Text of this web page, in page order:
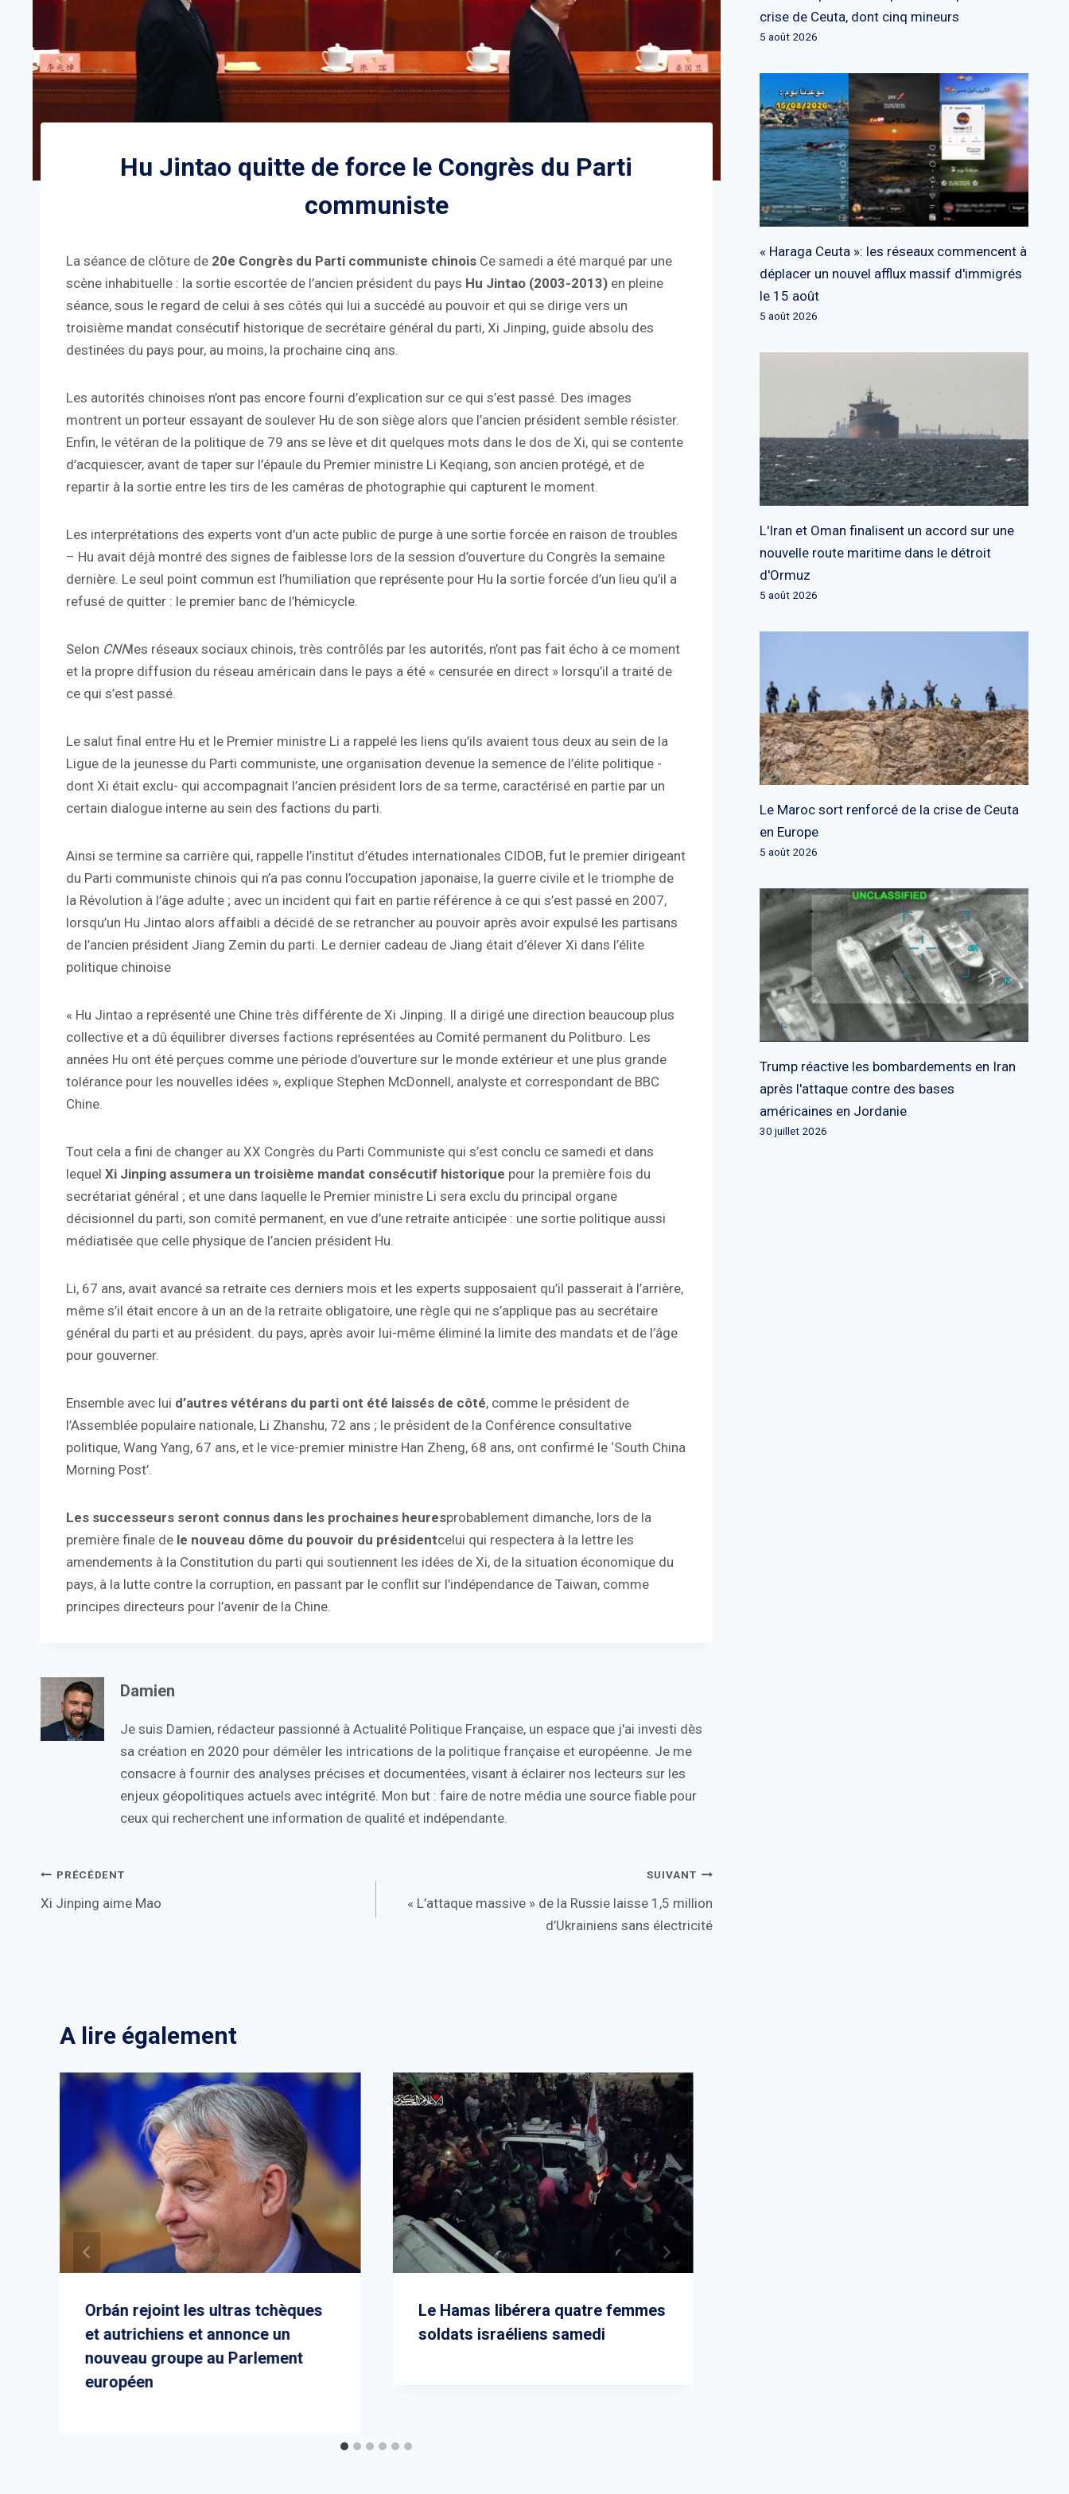
Hu Jintao quitte de force le Congrès du Parti
communiste
La séance de clôture de 20e Congrès du Parti communiste chinois Ce samedi a été marqué par une
scène inhabituelle : la sortie escortée de l’ancien président du pays Hu Jintao (2003-2013) en pleine
séance, sous le regard de celui à ses côtés qui lui a succédé au pouvoir et qui se dirige vers un
troisième mandat consécutif historique de secrétaire général du parti, Xi Jinping, guide absolu des
destinées du pays pour, au moins, la prochaine cinq ans.
Les autorités chinoises n’ont pas encore fourni d’explication sur ce qui s’est passé. Des images
montrent un porteur essayant de soulever Hu de son siège alors que l’ancien président semble résister.
Enfin, le vétéran de la politique de 79 ans se lève et dit quelques mots dans le dos de Xi, qui se contente
d’acquiescer, avant de taper sur l’épaule du Premier ministre Li Keqiang, son ancien protégé, et de
repartir à la sortie entre les tirs de les caméras de photographie qui capturent le moment.
Les interprétations des experts vont d’un acte public de purge à une sortie forcée en raison de troubles
– Hu avait déjà montré des signes de faiblesse lors de la session d’ouverture du Congrès la semaine
dernière. Le seul point commun est l’humiliation que représente pour Hu la sortie forcée d’un lieu qu’il a
refusé de quitter : le premier banc de l’hémicycle.
Selon CNNles réseaux sociaux chinois, très contrôlés par les autorités, n’ont pas fait écho à ce moment
et la propre diffusion du réseau américain dans le pays a été « censurée en direct » lorsqu’il a traité de
ce qui s’est passé.
Le salut final entre Hu et le Premier ministre Li a rappelé les liens qu’ils avaient tous deux au sein de la
Ligue de la jeunesse du Parti communiste, une organisation devenue la semence de l’élite politique -
dont Xi était exclu- qui accompagnait l’ancien président lors de sa terme, caractérisé en partie par un
certain dialogue interne au sein des factions du parti.
Ainsi se termine sa carrière qui, rappelle l’institut d’études internationales CIDOB, fut le premier dirigeant
du Parti communiste chinois qui n’a pas connu l’occupation japonaise, la guerre civile et le triomphe de
la Révolution à l’âge adulte ; avec un incident qui fait en partie référence à ce qui s’est passé en 2007,
lorsqu’un Hu Jintao alors affaibli a décidé de se retrancher au pouvoir après avoir expulsé les partisans
de l’ancien président Jiang Zemin du parti. Le dernier cadeau de Jiang était d’élever Xi dans l’élite
politique chinoise
« Hu Jintao a représenté une Chine très différente de Xi Jinping. Il a dirigé une direction beaucoup plus
collective et a dû équilibrer diverses factions représentées au Comité permanent du Politburo. Les
années Hu ont été perçues comme une période d’ouverture sur le monde extérieur et une plus grande
tolérance pour les nouvelles idées », explique Stephen McDonnell, analyste et correspondant de BBC
Chine.
Tout cela a fini de changer au XX Congrès du Parti Communiste qui s’est conclu ce samedi et dans
lequel Xi Jinping assumera un troisième mandat consécutif historique pour la première fois du
secrétariat général ; et une dans laquelle le Premier ministre Li sera exclu du principal organe
décisionnel du parti, son comité permanent, en vue d’une retraite anticipée : une sortie politique aussi
médiatisée que celle physique de l’ancien président Hu.
Li, 67 ans, avait avancé sa retraite ces derniers mois et les experts supposaient qu’il passerait à l’arrière,
même s’il était encore à un an de la retraite obligatoire, une règle qui ne s’applique pas au secrétaire
général du parti et au président. du pays, après avoir lui-même éliminé la limite des mandats et de l’âge
pour gouverner.
Ensemble avec lui d’autres vétérans du parti ont été laissés de côté, comme le président de
l’Assemblée populaire nationale, Li Zhanshu, 72 ans ; le président de la Conférence consultative
politique, Wang Yang, 67 ans, et le vice-premier ministre Han Zheng, 68 ans, ont confirmé le ‘South China
Morning Post’.
Les successeurs seront connus dans les prochaines heuresprobablement dimanche, lors de la
première finale de le nouveau dôme du pouvoir du présidentcelui qui respectera à la lettre les
amendements à la Constitution du parti qui soutiennent les idées de Xi, de la situation économique du
pays, à la lutte contre la corruption, en passant par le conflit sur l’indépendance de Taiwan, comme
principes directeurs pour l’avenir de la Chine.
Damien
Je suis Damien, rédacteur passionné à Actualité Politique Française, un espace que j'ai investi dès
sa création en 2020 pour démêler les intrications de la politique française et européenne. Je me
consacre à fournir des analyses précises et documentées, visant à éclairer nos lecteurs sur les
enjeux géopolitiques actuels avec intégrité. Mon but : faire de notre média une source fiable pour
ceux qui recherchent une information de qualité et indépendante.
Navigation
de
PRÉCÉDENT
Xi Jinping aime Mao
SUIVANT
« L’attaque massive » de la Russie laisse 1,5 million
d’Ukrainiens sans électricité
A lire également
Orbán rejoint les ultras tchèques
et autrichiens et annonce un
nouveau groupe au Parlement
européen
Le Hamas libérera quatre femmes
soldats israéliens samedi
crise de Ceuta, dont cinq mineurs
5 août 2026
« Haraga Ceuta »: les réseaux commencent à
déplacer un nouvel afflux massif d'immigrés
le 15 août
5 août 2026
L'Iran et Oman finalisent un accord sur une
nouvelle route maritime dans le détroit
d'Ormuz
5 août 2026
Le Maroc sort renforcé de la crise de Ceuta
en Europe
5 août 2026
Trump réactive les bombardements en Iran
après l'attaque contre des bases
américaines en Jordanie
30 juillet 2026